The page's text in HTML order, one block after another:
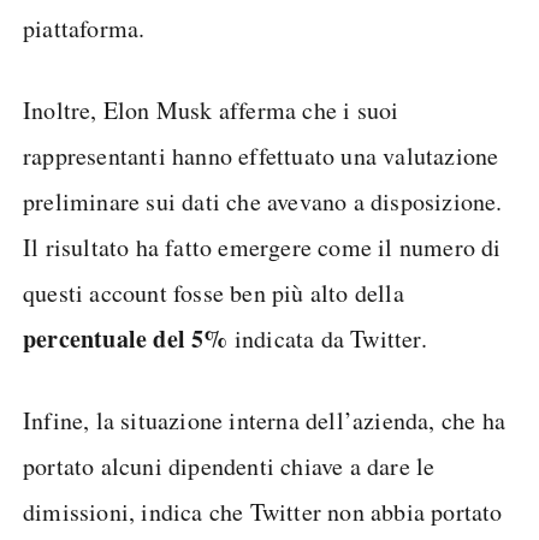
piattaforma.
Inoltre, Elon Musk afferma che i suoi
rappresentanti hanno effettuato una valutazione
preliminare sui dati che avevano a disposizione.
Il risultato ha fatto emergere come il numero di
questi account fosse ben più alto della
percentuale del 5% indicata da Twitter.
Infine, la situazione interna dell’azienda, che ha
portato alcuni dipendenti chiave a dare le
dimissioni, indica che Twitter non abbia portato